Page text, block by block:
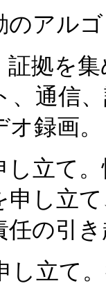
のアル
拠を
、通信
録画。
し立て
し立
任の引
し立て